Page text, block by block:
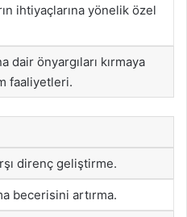
ihtiyaçlarına yönelik özel
dair önyargıları kırmaya
faaliyetleri.
direnç geliştirme.
becerisini artırma.